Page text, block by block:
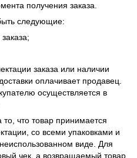
получения заказа.
следующие:
заказа или наличии
оплачивает продавец.
осуществляется в
что товар принимается
со всеми упаковками и
виде. Для
чек, а возвращаемый товар